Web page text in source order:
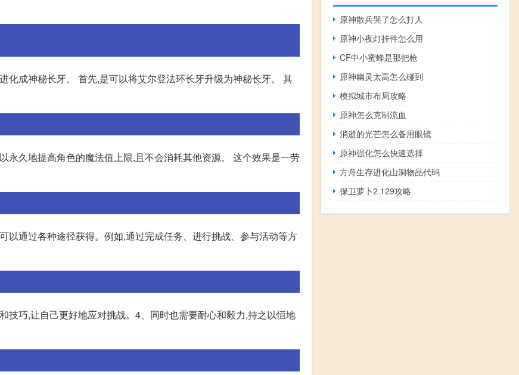
成神秘长牙。 首先,是可以将艾尔登法环长牙升级为神秘长牙。 其
久地提高角色的魔法值上限,且不会消耗其他资源。 这个效果是一劳
以通过各种途径获得。例如,通过完成任务、进行挑战、参与活动等方
巧,让自己更好地应对挑战。4、同时也需要耐心和毅力,持之以恒地
原神散兵哭了怎么打人
原神小夜灯挂件怎么用
CF中小蜜蜂是那把枪
原神幽灵太高怎么碰到
模拟城市布局攻略
原神怎么克制流血
消逝的光芒怎么备用眼镜
原神强化怎么快速选择
方舟生存进化山洞物品代码
保卫萝卜2 129攻略